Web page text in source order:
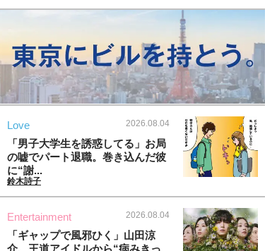
Love 2026.08.04
「男子大学生を誘惑してる」お局
の嘘でパート退職。巻き込んだ彼
に“謝...
鈴木詩子
Entertainment 2026.08.04
「ギャップで風邪ひく」山田涼
介、王道アイドルから“病みきっ